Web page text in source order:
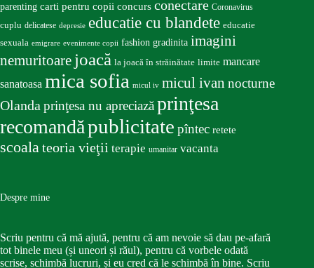
parenting carti pentru copii concurs conectare Coronavirus
cuplu delicatese depresie educatie cu blandete educatie
sexuala emigrare evenimente copii fashion gradinita imagini
nemuritoare joacă la joacă în străinătate limite mancare
sanatoasa mica sofia micul iv micul ivan nocturne
Olandaprinţesa nu apreciazăprinţesa
recomandăpublicitate pîntec retete
scoalateoria vieţii terapie umanitar vacanta
Despre mine
Scriu pentru că mă ajută, pentru că am nevoie să dau pe-afară
tot binele meu (și uneori și răul), pentru că vorbele odată
scrise, schimbă lucruri, și eu cred că le schimbă în bine. Scriu